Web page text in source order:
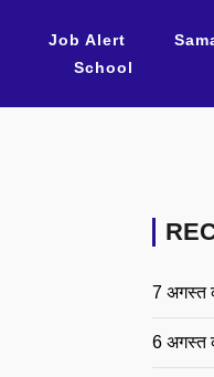
Job Alert
School
7 अगस्त
6 अगस्त